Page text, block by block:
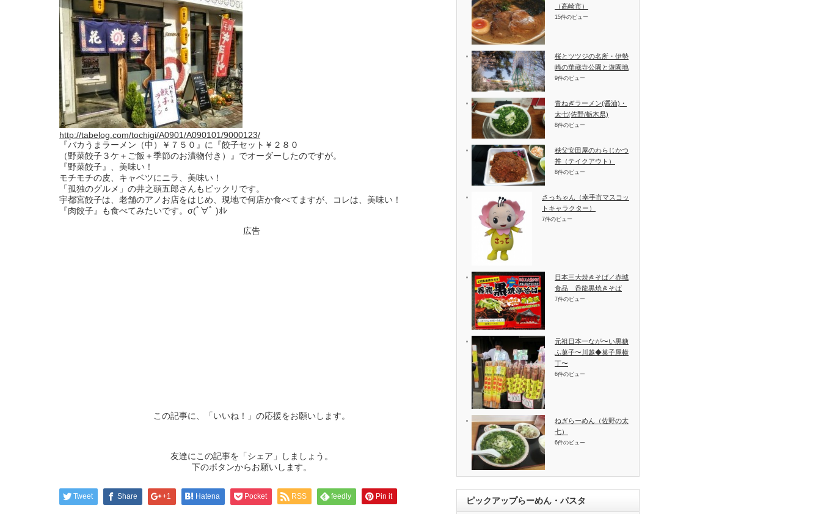
http://tabelog.com/tochigi/A0901/A090101/9000123/
『バカうまラーメン（中）￥７５０』に『餃子セット￥２８０
（野菜餃子３ケ＋ご飯＋季節のお漬物付き）』でオーダーしたのですが。
『野菜餃子』、美味い！
モチモチの皮、キャベツにニラ、美味い！
「孤独のグルメ」の井之頭五郎さんもビックリです。
宇都宮餃子は、老舗のアノお店をはじめ、現地で何店か食べてますが、コレは、美味い！
『肉餃子』も食べてみたいです。σ(ﾟ∀ﾟ )ｵﾚ
広告
この記事に、「いいね！」の応援をお願いします。
友達にこの記事を「シェア」しましょう。
下のボタンからお願いします。
Tweet Share +1 Hatena Pocket RSS feedly Pin it
（高崎市）
15件のビュー
桜とツツジの名所・伊勢
崎の華蔵寺公園と遊園地
9件のビュー
青ねぎラーメン(醤油)・
太七(佐野/栃木県)
8件のビュー
秩父安田屋のわらじかつ
丼（テイクアウト）
8件のビュー
さっちゃん（幸手市マスコッ
トキャラクター）
7件のビュー
日本三大焼きそば／赤城
食品 呑龍黒焼きそば
7件のビュー
元祖日本一なが〜い黒糖
ふ菓子〜川越◆菓子屋横
丁〜
6件のビュー
ねぎらーめん（佐野の太
七）
6件のビュー
ピックアップらーめん・パスタ